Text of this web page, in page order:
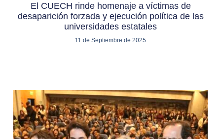
El CUECH rinde homenaje a víctimas de
desaparición forzada y ejecución política de las
universidades estatales
11 de Septiembre de 2025